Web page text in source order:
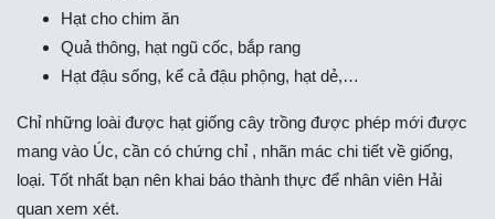
Hạt cho chim ăn
Quả thông, hạt ngũ cốc, bắp rang
Hạt đậu sống, kể cả đậu phộng, hạt dẻ,…
Chỉ những loài được hạt giống cây trồng được phép mới được
mang vào Úc, cần có chứng chỉ , nhãn mác chi tiết về giống,
loại. Tốt nhất bạn nên khai báo thành thực để nhân viên Hải
quan xem xét.